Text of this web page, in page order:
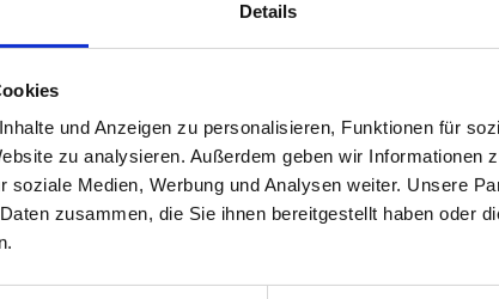
Details
und Anzeigen zu personalisieren, Funktionen für
zu analysieren. Außerdem geben wir Informationen
soziale Medien, Werbung und Analysen weiter. Unsere
zusammen, die Sie ihnen bereitgestellt haben oder
Blumenerde
05-cfg